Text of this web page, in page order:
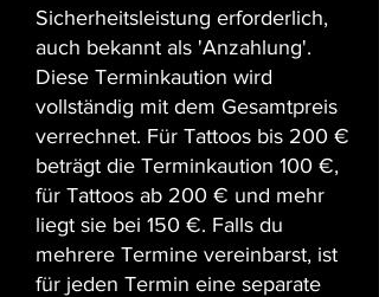
Sicherheitsleistung erforderlich,
auch bekannt als 'Anzahlung'.
Diese Terminkaution wird
vollständig mit dem Gesamtpreis
verrechnet. Für Tattoos bis 200 €
beträgt die Terminkaution 100 €,
für Tattoos ab 200 € und mehr
liegt sie bei 150 €. Falls du
mehrere Termine vereinbarst, ist
für jeden Termin eine separate